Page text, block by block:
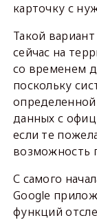
карточку с
Такой
сейчас на
со временем
поскольку
определенной
данных с
если те
возможность
С самого
Google
функций